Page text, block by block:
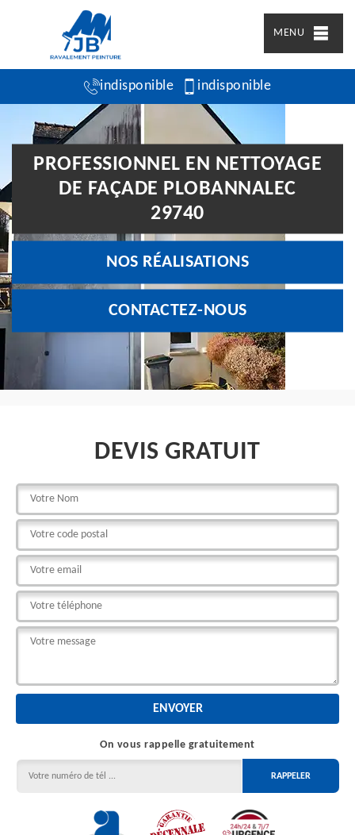
MENU
indisponible indisponible
PROFESSIONNEL EN NETTOYAGE
DE FAÇADE PLOBANNALEC
29740
NOS RÉALISATIONS
CONTACTEZ-NOUS
DEVIS GRATUIT
On vous rappelle gratuitement